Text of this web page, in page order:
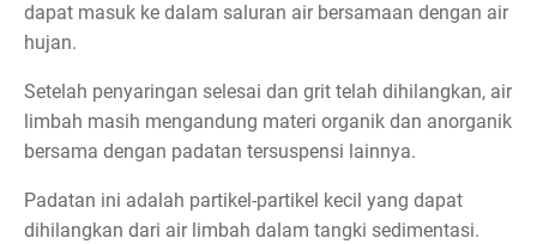
dapat masuk ke dalam saluran air bersamaan dengan air
hujan.
Setelah penyaringan selesai dan grit telah dihilangkan, air
limbah masih mengandung materi organik dan anorganik
bersama dengan padatan tersuspensi lainnya.
Padatan ini adalah partikel-partikel kecil yang dapat
dihilangkan dari air limbah dalam tangki sedimentasi.